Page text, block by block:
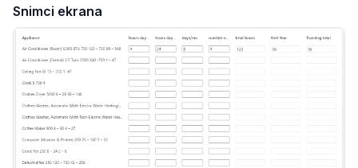
Snimci ekrana